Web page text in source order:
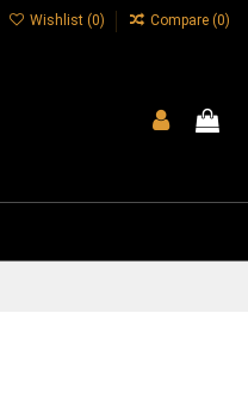
Wishlist (0) Compare (0)